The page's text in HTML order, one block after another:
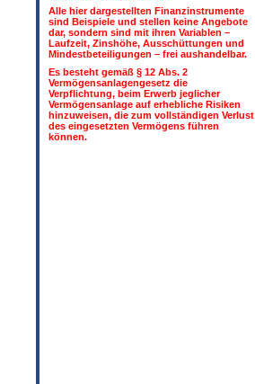
Alle hier dargestellten Finanzinstrumente
sind Beispiele und stellen keine Angebote
dar, sondern sind mit ihren Variablen –
Laufzeit, Zinshöhe, Ausschüttungen und
Mindestbeteiligungen – frei aushandelbar.
Es besteht gemäß § 12 Abs. 2
Vermögensanlagengesetz die
Verpflichtung, beim Erwerb jeglicher
Vermögensanlage auf erhebliche Risiken
hinzuweisen, die zum vollständigen Verlust
des eingesetzten Vermögens führen
können.